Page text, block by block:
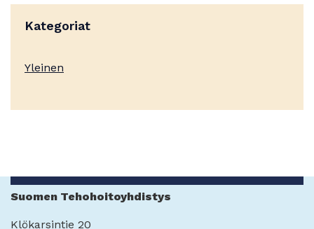
Kategoriat
Yleinen
Suomen Tehohoitoyhdistys
Klökarsintie 20